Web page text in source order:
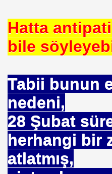
Hatta
bile
Tabii bunun
nedeni,
28 Şubat
herhangi bir
atlatmış,
DR .